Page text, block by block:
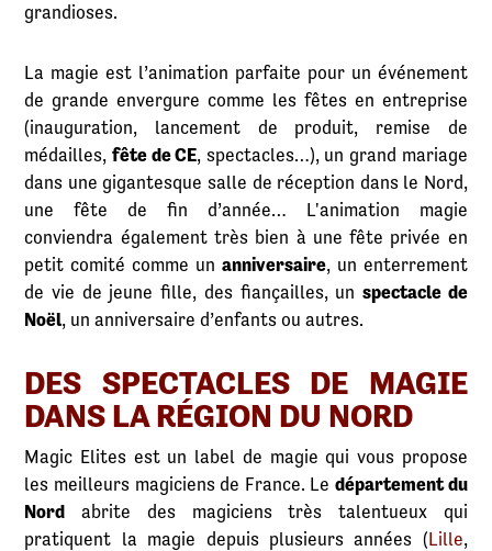
grandioses.
La magie est l’animation parfaite pour un événement
de grande envergure comme les fêtes en entreprise
(inauguration, lancement de produit, remise de
médailles,fête de CE, spectacles…), un grand mariage
dans une gigantesque salle de réception dans le Nord,
une fête de fin d’année… L'animation magie
conviendra également très bien à une fête privée en
petit comité comme un anniversaire, un enterrement
de vie de jeune fille, des fiançailles, un spectacle de
Noël, un anniversaire d’enfants ou autres.
DES SPECTACLES DE MAGIE
DANS LA RÉGION DU NORD
Magic Elites est un label de magie qui vous propose
les meilleurs magiciens de France. Le département du
Nord abrite des magiciens très talentueux qui
pratiquent la magie depuis plusieurs années (Lille,